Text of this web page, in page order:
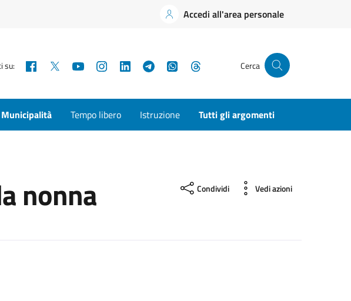
Accedi all'area personale
su: Facebook YouTubeInstagramLinkedInTelegramWhatsApp Cerca
Municipalità Tempo libero Istruzione Tutti gli argomenti
nonna Condividi Vedi azioni